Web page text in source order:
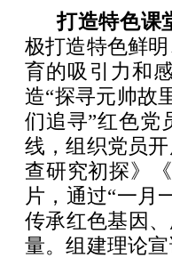
打造特色课
极打造特色鲜
育的吸引力和
造“探寻元帅故
们追寻”红色党
线，组织党员
查研究初探》
片，通过“一月
传承红色基因
量。组建理论